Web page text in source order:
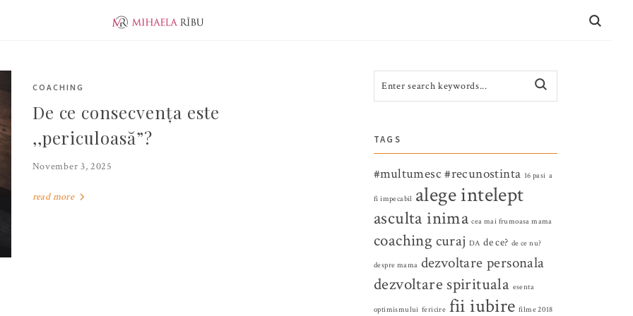
EVOLUTION JUNIOR PUBLISHER
COACHING
De ce consecvența este
,,periculoasă”?
November 3, 2025
read more
TAGS
#multumesc #recunostinta 16 pasi a
fi impecabil alege intelept
asculta inima cea mai frumoasa mama
coaching curaj DA de ce? de ce nu?
despre mama dezvoltare personala
dezvoltare spirituala esenta
optimismului fericire fii iubire filme 2018